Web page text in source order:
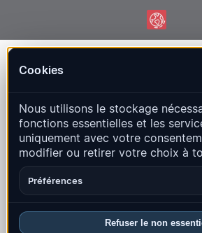
Cookies
Nous utilisons le stockage
fonctions essentielles et les
uniquement avec votre
modifier ou retirer votre choix à
Préférences
Refuser le non
Carte en direct, statistiques et
Ouvrir la carte historique
Aperçu
FAQ